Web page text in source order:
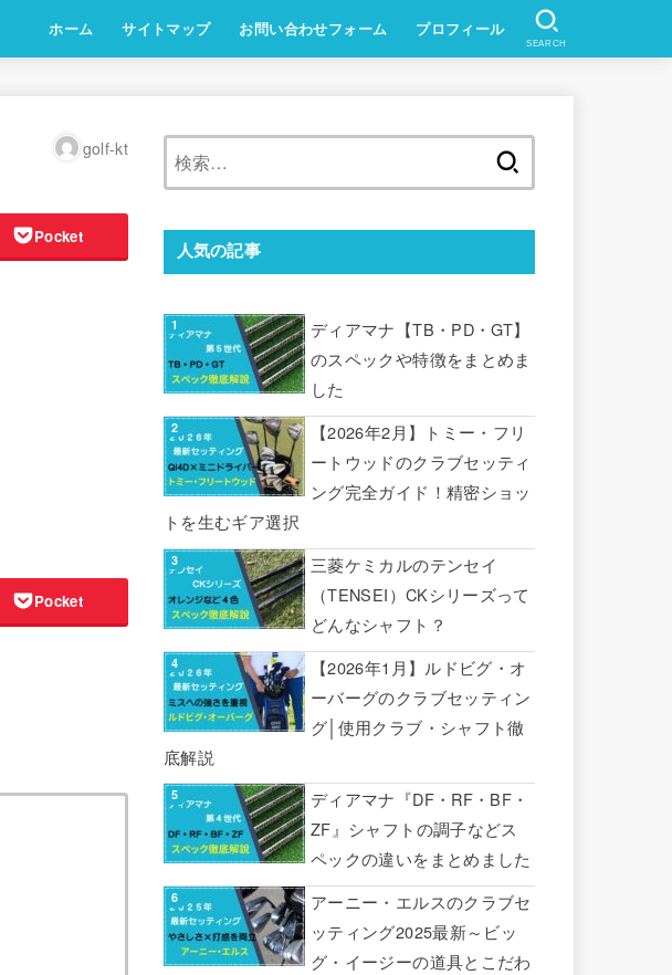
ホーム サイトマップ お問い合わせフォーム プロフィール
SEARCH
golf-kt
Pocket
Pocket
人気の記事
ディアマナ【TB・PD・GT】
のスペックや特徴をまとめま
した
【2026年2月】トミー・フリ
ートウッドのクラブセッティ
ング完全ガイド！精密ショッ
トを生むギア選択
三菱ケミカルのテンセイ
（TENSEI）CKシリーズって
どんなシャフト？
【2026年1月】ルドビグ・オ
ーバーグのクラブセッティン
グ│使用クラブ・シャフト徹
底解説
ディアマナ『DF・RF・BF・
ZF』シャフトの調子などス
ペックの違いをまとめました
アーニー・エルスのクラブセ
ッティング2025最新～ビッ
グ・イージーの道具とこだわ